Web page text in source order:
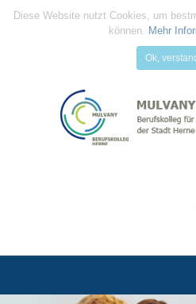
Diese Website nutzt Cookies, um
können. Mehr
Ok,